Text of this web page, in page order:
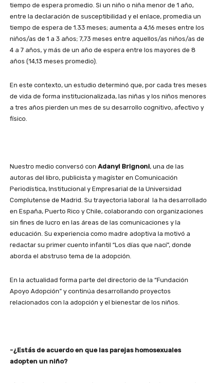
tiempo de espera promedio. Si un niño o niña menor de 1 año,
entre la declaración de susceptibilidad y el enlace, promedia un
tiempo de espera de 1.33 meses; aumenta a 4,16 meses entre los
niños/as de 1 a 3 años; 7,73 meses entre aquellos/as niños/as de
4 a 7 años, y más de un año de espera entre los mayores de 8
años (14,13 meses promedio).
En este contexto, un estudio determinó que, por cada tres meses
de vida de forma institucionalizada, las niñas y los niños menores
a tres años pierden un mes de su desarrollo cognitivo, afectivo y
físico.
Nuestro medio conversó con Adanyl Brignoni, una de las
autoras del libro, publicista y magíster en Comunicación
Periodística, Institucional y Empresarial de la Universidad
Complutense de Madrid. Su trayectoria laboral la ha desarrollado
en España, Puerto Rico y Chile, colaborando con organizaciones
sin fines de lucro en las áreas de las comunicaciones y la
educación. Su experiencia como madre adoptiva la motivó a
redactar su primer cuento infantil “Los días que nací”, donde
aborda el abstruso tema de la adopción.
En la actualidad forma parte del directorio de la “Fundación
Apoyo Adopción” y continúa desarrollando proyectos
relacionados con la adopción y el bienestar de los niños.
-¿Estás de acuerdo en que las parejas homosexuales
adopten un niño?